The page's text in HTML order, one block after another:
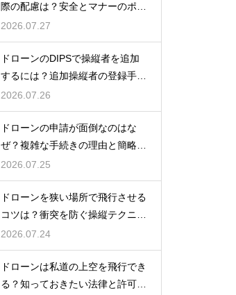
際の配慮は？安全とマナーのポイ
ント
2026.07.27
ドローンのDIPSで操縦者を追加
するには？追加操縦者の登録手順
を解説
2026.07.26
ドローンの申請が面倒なのはな
ぜ？複雑な手続きの理由と簡略化
の動向
2026.07.25
ドローンを狭い場所で飛行させる
コツは？衝突を防ぐ操縦テクニッ
クを解説
2026.07.24
ドローンは私道の上空を飛行でき
る？知っておきたい法律と許可の